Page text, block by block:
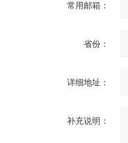
常用邮箱：
省份：
详细地址：
补充说明：